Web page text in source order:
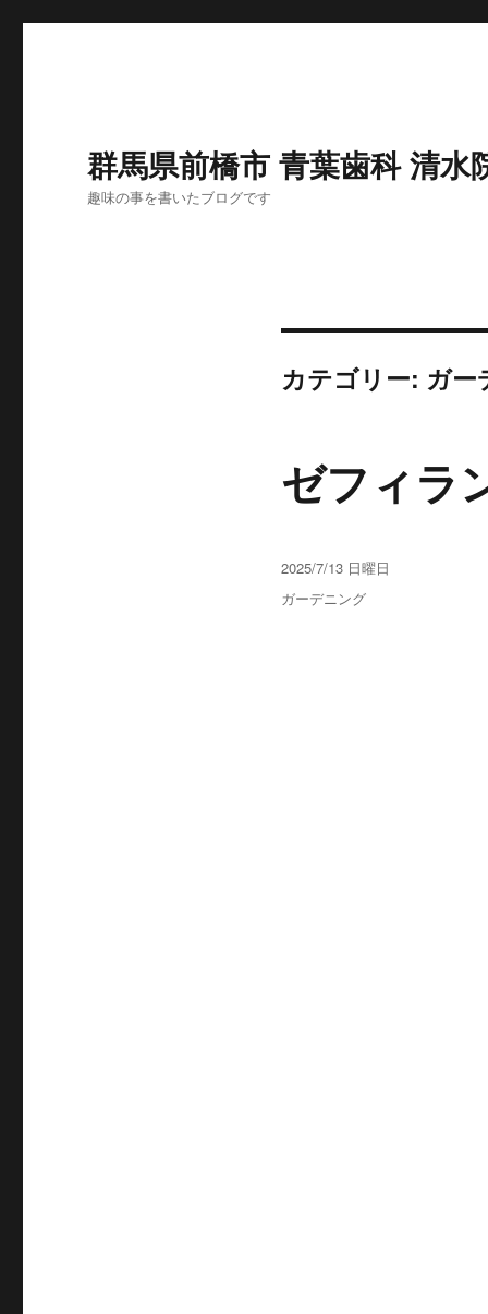
群馬県前橋市 青葉歯科 清水
趣味の事を書いたブログです
カテゴリー: ガー
ゼフィラ
投
稿
日:
2025/7/13 日曜日
カ
ガーデニング